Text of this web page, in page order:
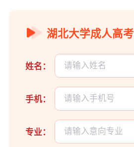
湖北大学成人高考
姓名：
手机：
专业：